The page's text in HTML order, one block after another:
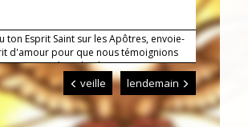
ton Esprit Saint sur les Apôtres, envoie-
d'amour pour que nous témoignions
Par Jésus, le Christ, notre
veille lendemain